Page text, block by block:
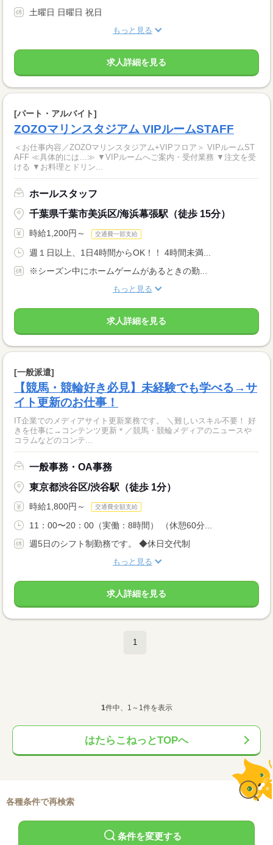
土曜日 日曜日 祝日
もっと見る
求人詳細を見る
[パート・アルバイト]
ZOZOマリンスタジアム VIPルームSTAFF
＜お仕事内容／ZOZOマリンスタジアム+VIPフロア＞ VIPルームST
AFF ≪具体的には…≫ ▼VIPルームへご案内・受付業務 ▼注文を受
ける ▼お料理とドリン...
ホールスタッフ
千葉県千葉市美浜区/海浜幕張駅（徒歩 15分）
時給1,200円～ 交通費一部支給
週１日以上、1日4時間からOK！！ 4時間未満...
※シーズン中にホームゲームがあるときの勤...
もっと見る
求人詳細を見る
[一般派遣]
【競馬・競輪好き必見】未経験でも学べる→サ
イト更新のお仕事！
IT企業でのメディアサイト更新業務です。 ＼難しいスキル不要！ 好
きを仕事に→コンテンツ更新＊／競馬・競輪メディアのニュースや
コラムなどのコンテ...
一般事務・OA事務
東京都渋谷区/渋谷駅（徒歩 1分）
時給1,800円～ 交通費全額支給
11：00〜20：00（実働：8時間） （休憩60分...
週5日のシフト制勤務です。 ◆休日交代制
もっと見る
求人詳細を見る
1
1件中、1～1件を表示
はたらこねっとTOPへ
各種条件で再検索
条件を変更する